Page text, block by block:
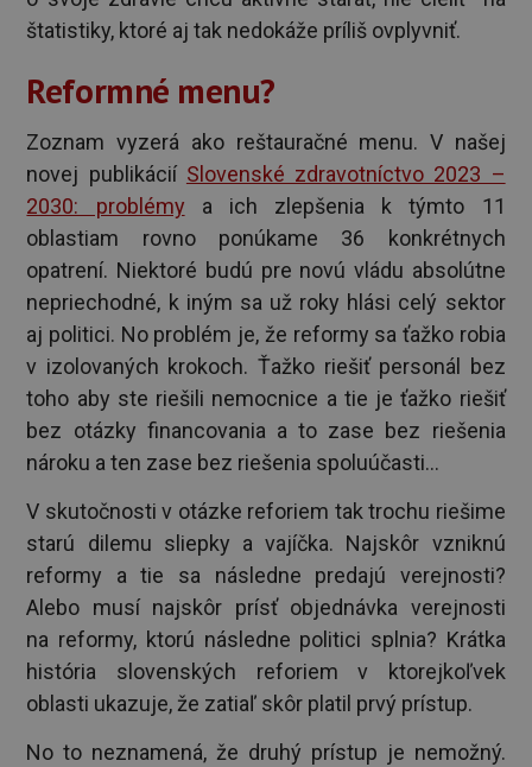
štatistiky, ktoré aj tak nedokáže príliš ovplyvniť.
Reformné menu?
Zoznam vyzerá ako reštauračné menu. V našej
novej publikácií Slovenské zdravotníctvo 2023 –
2030: problémy a ich zlepšenia k týmto 11
oblastiam rovno ponúkame 36 konkrétnych
opatrení. Niektoré budú pre novú vládu absolútne
nepriechodné, k iným sa už roky hlási celý sektor
aj politici. No problém je, že reformy sa ťažko robia
v izolovaných krokoch. Ťažko riešiť personál bez
toho aby ste riešili nemocnice a tie je ťažko riešiť
bez otázky financovania a to zase bez riešenia
nároku a ten zase bez riešenia spoluúčasti...
V skutočnosti v otázke reforiem tak trochu riešime
starú dilemu sliepky a vajíčka. Najskôr vzniknú
reformy a tie sa následne predajú verejnosti?
Alebo musí najskôr prísť objednávka verejnosti
na reformy, ktorú následne politici splnia? Krátka
história slovenských reforiem v ktorejkoľvek
oblasti ukazuje, že zatiaľ skôr platil prvý prístup.
No to neznamená, že druhý prístup je nemožný.